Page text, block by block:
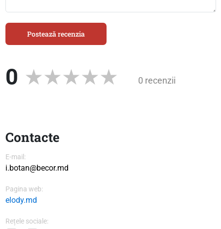
Postează recenzia
0 0 recenzii
Contacte
E-mail:
i.botan@becor.md
Pagina web:
elody.md
Rețele sociale: